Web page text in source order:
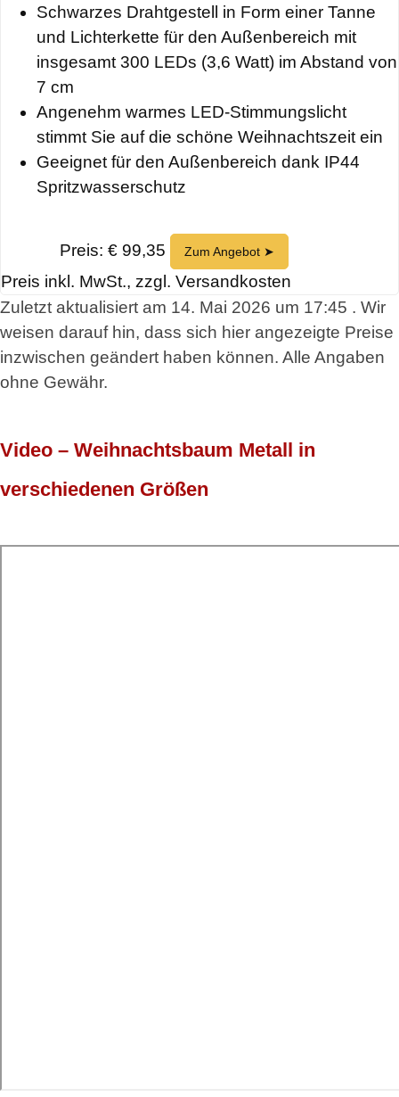
Schwarzes Drahtgestell in Form einer Tanne
und Lichterkette für den Außenbereich mit
insgesamt 300 LEDs (3,6 Watt) im Abstand von
7 cm
Angenehm warmes LED-Stimmungslicht
stimmt Sie auf die schöne Weihnachtszeit ein
Geeignet für den Außenbereich dank IP44
Spritzwasserschutz
Preis: € 99,35 Zum Angebot ➤
Preis inkl. MwSt., zzgl. Versandkosten
Zuletzt aktualisiert am 14. Mai 2026 um 17:45 . Wir
weisen darauf hin, dass sich hier angezeigte Preise
inzwischen geändert haben können. Alle Angaben
ohne Gewähr.
Video – Weihnachtsbaum Metall in
verschiedenen Größen